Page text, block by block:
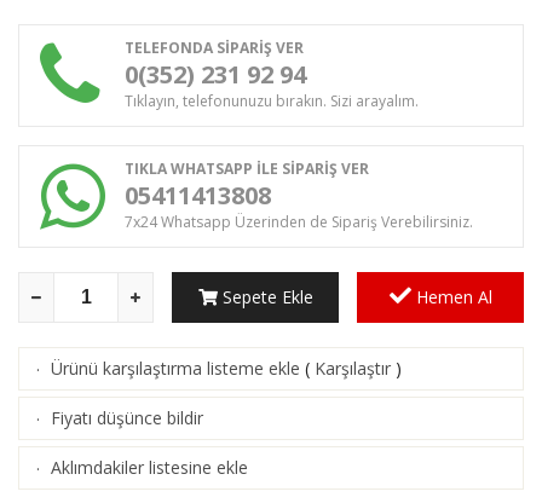
TELEFONDA SİPARİŞ VER
0(352) 231 92 94
Tıklayın, telefonunuzu bırakın. Sizi arayalım.
TIKLA WHATSAPP İLE SİPARİŞ VER
05411413808
7x24 Whatsapp Üzerinden de Sipariş Verebilirsiniz.
Sepete Ekle Hemen Al
· Ürünü karşılaştırma listeme ekle ( Karşılaştır )
· Fiyatı düşünce bildir
· Aklımdakiler listesine ekle